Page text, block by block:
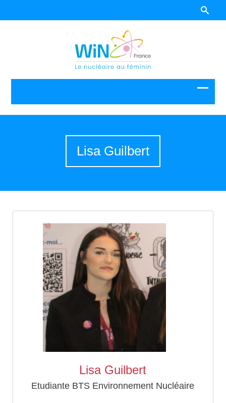
Lisa Guilbert
Lisa Guilbert
Etudiante BTS Environnement Nucléaire